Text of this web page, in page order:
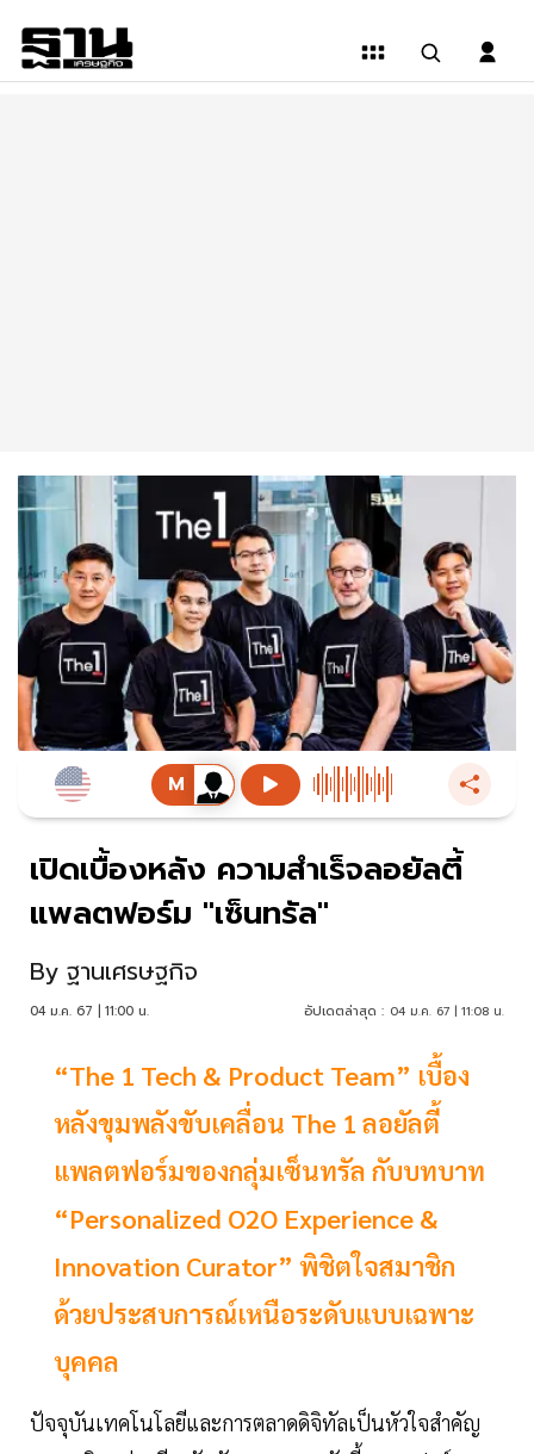
เปิดเบื้องหลัง ความสำเร็จลอยัลตี้
แพลตฟอร์ม "เซ็นทรัล"
By ฐานเศรษฐกิจ
04 ม.ค. 67 | 11:00 น. อัปเดตล่าสุด : 04 ม.ค. 67 | 11:08 น.
“The 1 Tech & Product Team” เบื้อง
หลังขุมพลังขับเคลื่อน The 1 ลอยัลตี้
แพลตฟอร์มของกลุ่มเซ็นทรัล กับบทบาท
“Personalized O2O Experience &
Innovation Curator” พิชิตใจสมาชิก
ด้วยประสบการณ์เหนือระดับแบบเฉพาะ
บุคคล
ปัจจุบันเทคโนโลยีและการตลาดดิจิทัลเป็นหัวใจสำคัญ